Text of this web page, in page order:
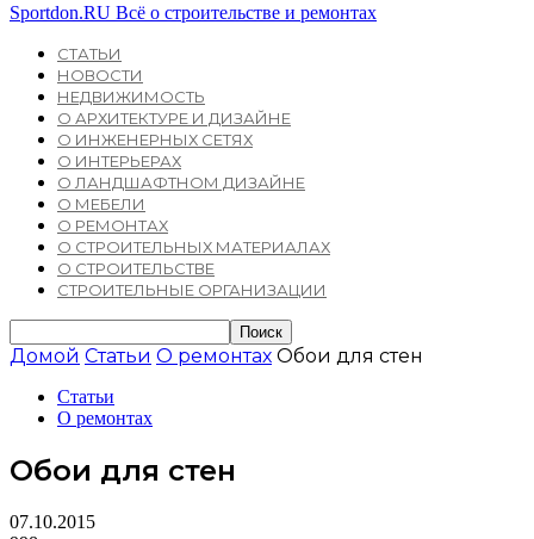
Sportdon.RU Всё о строительстве и ремонтах
СТАТЬИ
НОВОСТИ
НЕДВИЖИМОСТЬ
О АРХИТЕКТУРЕ И ДИЗАЙНЕ
О ИНЖЕНЕРНЫХ СЕТЯХ
О ИНТЕРЬЕРАХ
О ЛАНДШАФТНОМ ДИЗАЙНЕ
О МЕБЕЛИ
О РЕМОНТАХ
О СТРОИТЕЛЬНЫХ МАТЕРИАЛАХ
О СТРОИТЕЛЬСТВЕ
СТРОИТЕЛЬНЫЕ ОРГАНИЗАЦИИ
Домой Статьи О ремонтах Обои для стен
Статьи
О ремонтах
Обои для стен
07.10.2015